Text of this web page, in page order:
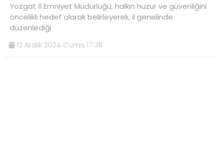
Yozgat İl Emniyet Müdürlüğü, halkın huzur ve güvenliğini
öncelikli hedef olarak belirleyerek, il genelinde
düzenlediği
13 Aralık 2024 Cuma 17:38